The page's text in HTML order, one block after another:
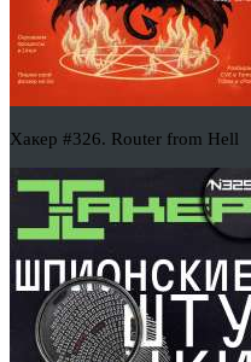
Хакер #326. Router from Hell